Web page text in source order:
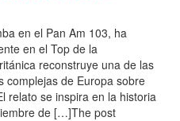
en el Pan Am 103, ha
en el Top de la
reconstruye una de las
complejas de Europa sobre
relato se inspira en la historia
de […]The post